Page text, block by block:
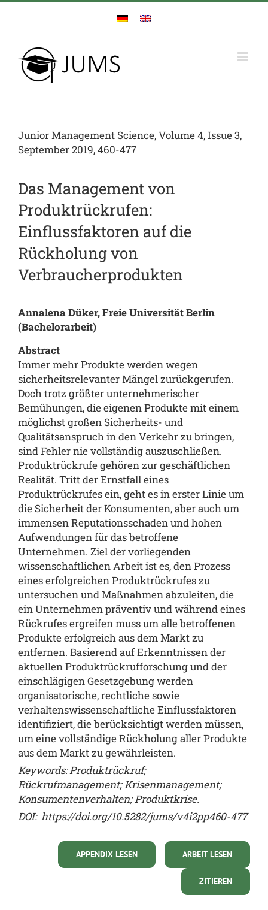
Zum
springen
Junior Management Science, Volume 4, Issue 3,
September 2019, 460-477
Das Management von
Produktrückrufen:
Einflussfaktoren auf die
Rückholung von
Verbraucherprodukten
Annalena Düker, Freie Universität Berlin
(Bachelorarbeit)
Abstract
Immer mehr Produkte werden wegen
sicherheitsrelevanter Mängel zurückgerufen.
Doch trotz größter unternehmerischer
Bemühungen, die eigenen Produkte mit einem
möglichst großen Sicherheits- und
Qualitätsanspruch in den Verkehr zu bringen,
sind Fehler nie vollständig auszuschließen.
Produktrückrufe gehören zur geschäftlichen
Realität. Tritt der Ernstfall eines
Produktrückrufes ein, geht es in erster Linie um
die Sicherheit der Konsumenten, aber auch um
immensen Reputationsschaden und hohen
Aufwendungen für das betroffene
Unternehmen. Ziel der vorliegenden
wissenschaftlichen Arbeit ist es, den Prozess
eines erfolgreichen Produktrückrufes zu
untersuchen und Maßnahmen abzuleiten, die
ein Unternehmen präventiv und während eines
Rückrufes ergreifen muss um alle betroffenen
Produkte erfolgreich aus dem Markt zu
entfernen. Basierend auf Erkenntnissen der
aktuellen Produktrückrufforschung und der
einschlägigen Gesetzgebung werden
organisatorische, rechtliche sowie
verhaltenswissenschaftliche Einflussfaktoren
identifiziert, die berücksichtigt werden müssen,
um eine vollständige Rückholung aller Produkte
aus dem Markt zu gewährleisten.
Keywords: Produktrückruf;
Rückrufmanagement; Krisenmanagement;
Konsumentenverhalten; Produktkrise.
DOI: https://doi.org/10.5282/jums/v4i2pp460-477
ARBEIT LESEN
APPENDIX LESEN
ZITIEREN